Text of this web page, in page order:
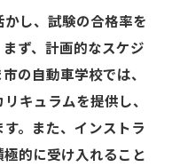
し、試験の合格率を
ず、計画的なスケジ
の自動車学校では、
キュラムを提供し、
。また、インストラ
的に受け入れること